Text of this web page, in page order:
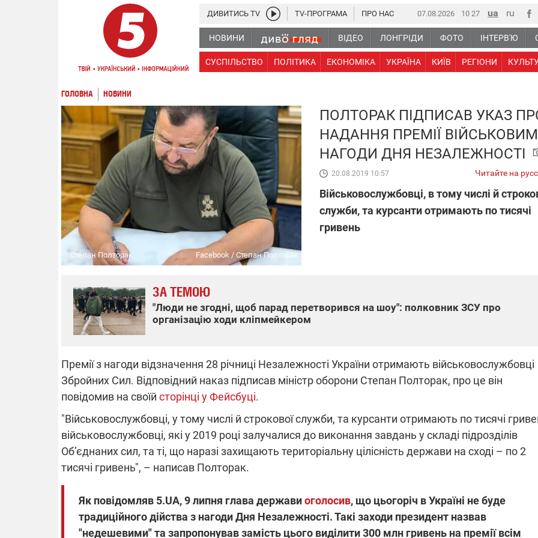
07.08.2026 10 27
НОВИНИ ВІДЕО ЛОНГРІДИ ФОТО ІНТЕРВ'Ю
СУСПІЛЬСТВО ПОЛІТИКА ЕКОНОМІКА УКРАЇНА КИЇВ РЕГІОНИ
ДИВИТИСЬ TV TV-ПРОГРАМА ПРО НАС
ГОЛОВНА НОВИНИ
Степан Полторак Facebook / Степан Полторак
ПОЛТОРАК ПІДПИСАВ УКАЗ
НАДАННЯ ПРЕМІЇ
НАГОДИ ДНЯ НЕЗАЛЕЖНОСТІ
20.08.2019 10:57 Читайте на
Військовослужбовці, в тому числі й
служби, та курсанти отримають по тисячі
гривень
ЗА ТЕМОЮ
"Люди не згодні, щоб парад перетворився на шоу": полковник ЗСУ про
організацію ходи кліпмейкером
Премії з нагоди відзначення 28 річниці Незалежності України отримають військовослужбовці
Збройних Сил. Відповідний наказ підписав міністр оборони Степан Полторак, про це він
повідомив на своїй сторінці у Фейсбуці.
"Військовослужбовці, у тому числі й строкової служби, та курсанти отримають по тисячі
військовослужбовці, які у 2019 році залучалися до виконання завдань у складі підрозділів
Об’єднаних сил, та ті, що наразі захищають територіальну цілісність держави на сході – по 2
тисячі гривень", – написав Полторак.
Як повідомляв 5.UA, 9 липня глава державиоголосив, що цьогоріч в Україні не буде
традиційного дійства з нагоди Дня Незалежності. Такі заходи президент назвав
"недешевими" та запропонував замість цього виділити 300 млн гривень на премії всім
ВІДКЛЮЧЕННЯ СВІТЛА В УКРАЇНІ
областях залишається без світла після
російських обстрілів
Готуйте павербанки: через аномальну
спеку у серпні, можуть повернутися
графіки відключень – подробиці
ПЛІВКИ МІНДІЧА: СПРАВА
взялося за колишнього
директора Енергоатому
З колишнього віцепрем'єра
Підтримай
"Машинерію війни" та
виграй легендарний
Працюють на
передовій:
підтримайте